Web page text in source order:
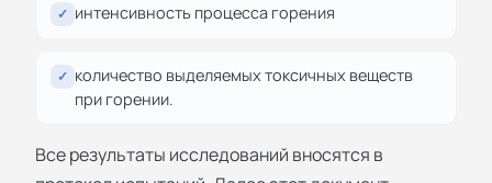
✓ интенсивность процесса горения
✓ количество выделяемых токсичных веществ
при горении.
Все результаты исследований вносятся в